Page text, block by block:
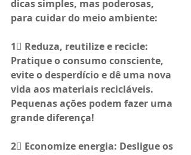
dicas simples, mas poderosas,
para cuidar do meio ambiente:
1⃣ Reduza, reutilize e recicle:
Pratique o consumo consciente,
evite o desperdício e dê uma nova
vida aos materiais recicláveis.
Pequenas ações podem fazer uma
grande diferença!
2⃣ Economize energia: Desligue os